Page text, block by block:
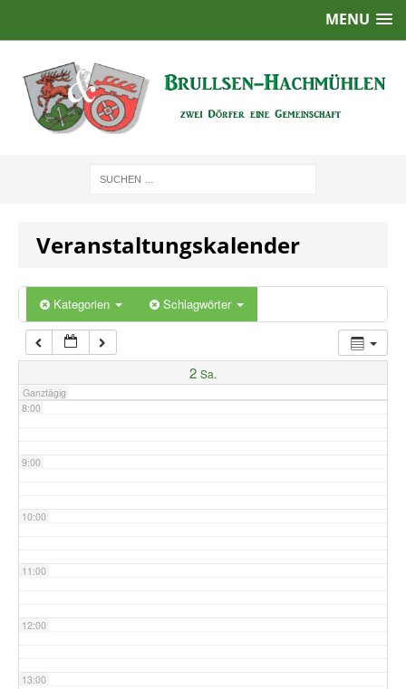
MENU
Veranstaltungskalender
Kategorien Schlagwörter
2 Sa.
Ganztägig
2:00
5:00
7:00
8:00
9:00
10:00
11:00
12:00
13:00